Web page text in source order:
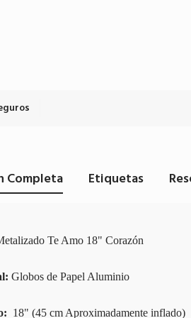
Completa Etiquetas
Te Amo 18" Corazón
Globos de Papel Aluminio
18" (45 cm Aproximadamente inflado)